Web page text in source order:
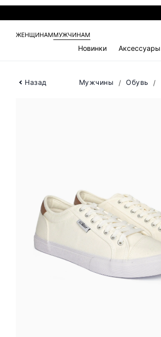
ЖЕНЩИНАММУЖЧИНАМ
Новинки Аксессуары
Назад Мужчины Обувь